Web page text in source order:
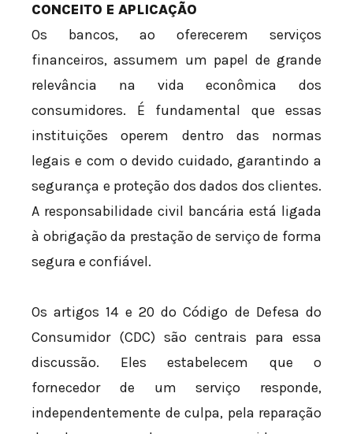
CONCEITO E APLICAÇÃO
Os bancos, ao oferecerem serviços
financeiros, assumem um papel de grande
relevância na vida econômica dos
consumidores. É fundamental que essas
instituições operem dentro das normas
legais e com o devido cuidado, garantindo a
segurança e proteção dos dados dos clientes.
A responsabilidade civil bancária está ligada
à obrigação da prestação de serviço de forma
segura e confiável.
Os artigos 14 e 20 do Código de Defesa do
Consumidor (CDC) são centrais para essa
discussão. Eles estabelecem que o
fornecedor de um serviço responde,
independentemente de culpa, pela reparação